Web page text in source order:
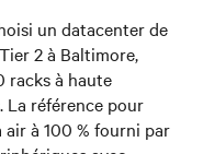
un datacenter de
2 à Baltimore,
racks à haute
La référence pour
air à 100 % fourni par